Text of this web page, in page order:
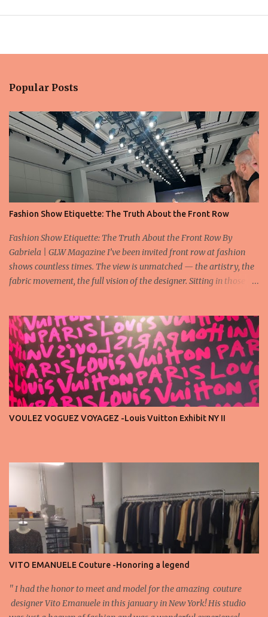
Popular Posts
Fashion Show Etiquette: The Truth About the Front Row
Fashion Show Etiquette: The Truth About the Front Row By
Gabriela | GLW Magazine I’ve been invited front row at fashion
shows countless times. The view is unmatched — the artistry, the
fabric movement, the full vision of the designer. Sitting in those
time again, people in the front row who don’t act with the respect
that the position deserves. Oversized phones blocking cameras,
endless live-streaming, distracted chatter during the show —
these habits take away from the experience. A fashion show is not
a stage for ego. It’s a celebration of art, and the front row is a
privilege, not a playground. That said, let’s not forget an
VOULEZ VOGUEZ VOYAGEZ -Louis Vuitton Exhibit NY II
VITO EMANUELE Couture -Honoring a legend
'' I had the honor to meet and model for the amazing couture
designer Vito Emanuele in this january in New York! His studio